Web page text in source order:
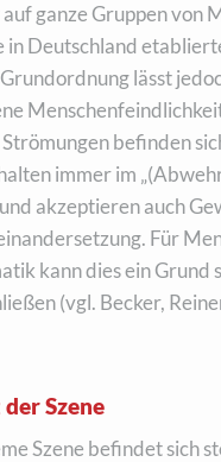
ganze Gruppen von
in Deutschland
lässt
befinden
immer im
akzeptieren auch
Für
kann dies ein Grund
(vgl. Becker,
Szene
Szene befindet sich